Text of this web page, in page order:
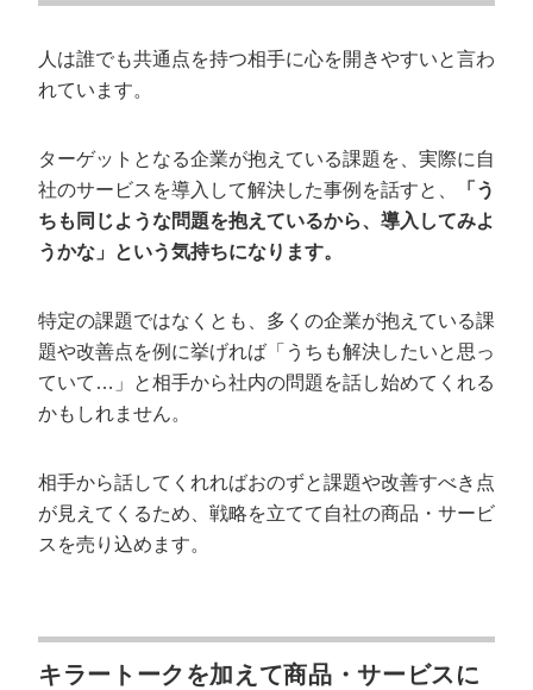
人は誰でも共通点を持つ相手に心を開きやすいと言わ
れています。
ターゲットとなる企業が抱えている課題を、実際に自
社のサービスを導入して解決した事例を話すと、
「う
ちも同じような問題を抱えているから、導入してみよ
うかな」という気持ちになります。
特定の課題ではなくとも、多くの企業が抱えている課
題や改善点を例に挙げれば「うちも解決したいと思っ
ていて…」と相手から社内の問題を話し始めてくれる
かもしれません。
相手から話してくれればおのずと課題や改善すべき点
が見えてくるため、戦略を立てて自社の商品・サービ
スを売り込めます。
キラートークを加えて商品・サービスに